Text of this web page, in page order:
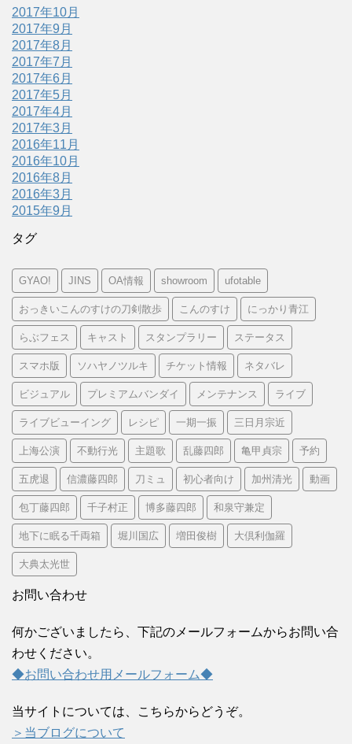
2017年10月
2017年9月
2017年8月
2017年7月
2017年6月
2017年5月
2017年4月
2017年3月
2016年11月
2016年10月
2016年8月
2016年3月
2015年9月
タグ
GYAO! JINS OA情報 showroom ufotable
おっきいこんのすけの刀剣散歩 こんのすけ にっかり青江
らぶフェス キャスト スタンプラリー ステータス
スマホ版 ソハヤノツルキ チケット情報 ネタバレ
ビジュアル プレミアムバンダイ メンテナンス ライブ
ライブビューイング レシピ 一期一振 三日月宗近
上海公演 不動行光 主題歌 乱藤四郎 亀甲貞宗 予約
五虎退 信濃藤四郎 刀ミュ 初心者向け 加州清光 動画
包丁藤四郎 千子村正 博多藤四郎 和泉守兼定
地下に眠る千両箱 堀川国広 増田俊樹 大倶利伽羅
大典太光世
お問い合わせ
何かございましたら、下記のメールフォームからお問い合
わせください。
◆お問い合わせ用メールフォーム◆
当サイトについては、こちらからどうぞ。
＞当ブログについて